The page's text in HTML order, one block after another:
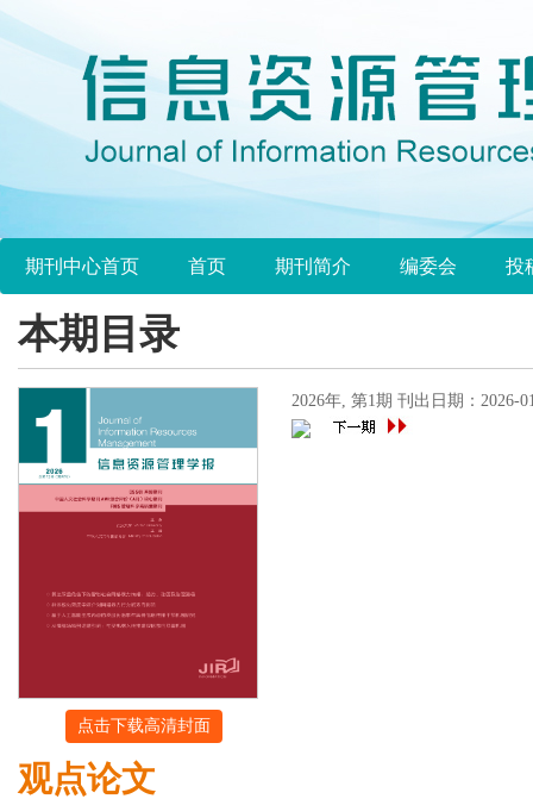
期刊中心首页 首页 期刊简介 编委会 投
本期目录
点击下载高清封面
2026年, 第1期 刊出日期：2026-
观点论文